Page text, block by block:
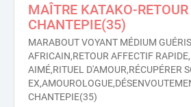
MAÎTRE KATAKO-
CHANTEPIE(35)
MARABOUT VOYANT MÉDIUM
AFRICAIN,RETOUR AFFECTIF
AIMÉ,RITUEL D'AMOUR,RÉCUPÉRER
CHANTEPIE(35)